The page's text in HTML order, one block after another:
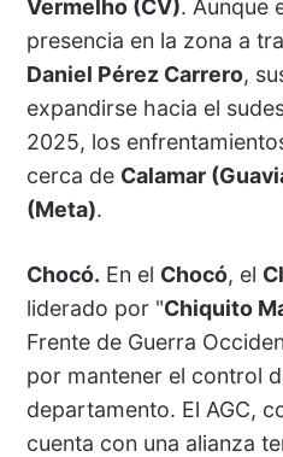
Vermelho (CV). Aunque
presencia en la zona a
Daniel Pérez Carrero,
expandirse hacia el
2025, los
cerca de Calamar
(Meta).
Chocó. En el Chocó, el
liderado por "Chiquito
Frente de Guerra
por mantener el control
departamento. El AGC,
cuenta con una alianza